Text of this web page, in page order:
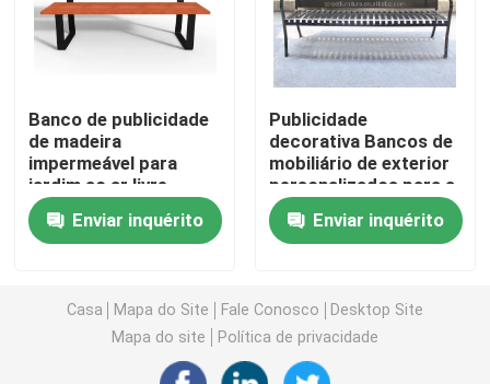
Controle de qualidade
Notícias
Solicite um orçamento
Bancos de metal para exteriores
Bancos de madeira de exterior
Banco de publicidade
de madeira
impermeável para
jardim ao ar livre
Enviar inquérito
Publicidade
decorativa Bancos de
mobiliário de exterior
personalizados para a
rua pública do jardim
Enviar inquérito
Casa Mapa do Site Fale Conosco
Desktop Site
Mapa do site
Política de privacidade